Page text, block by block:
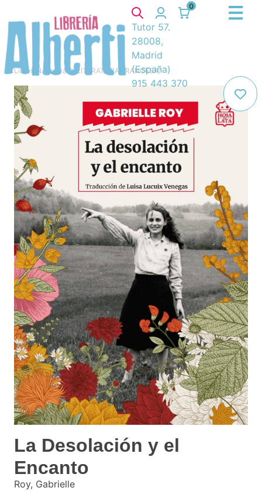
0
Tutor 57.
28008,
Madrid
(España)
915 443 370
Libros Narrativa/ 8. LITERATURA FRANCESA/
La Desolación y el
Encanto
Roy, Gabrielle